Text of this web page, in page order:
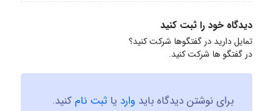
دیدگاه خود را ثبت کنید
تمایل دارید در گفتگوها شرکت کنید؟
در گفتگو ها شرکت کنید.
برای نوشتن دیدگاه باید وارد یا ثبت نامکنید.